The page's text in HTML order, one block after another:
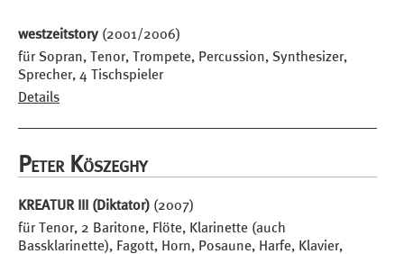
westzeitstory (2001/2006)
für Sopran, Tenor, Trompete, Percussion, Synthesizer,
Sprecher, 4 Tischspieler
Details
Peter Köszeghy
KREATUR III (Diktator) (2007)
für Tenor, 2 Baritone, Flöte, Klarinette (auch
Bassklarinette), Fagott, Horn, Posaune, Harfe, Klavier,